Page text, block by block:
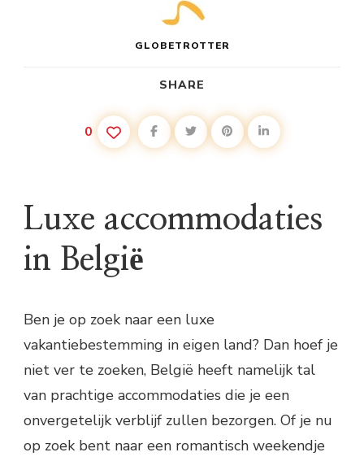
GLOBETROTTER
SHARE
0
Luxe accommodaties
in België
Ben je op zoek naar een luxe
vakantiebestemming in eigen land? Dan hoef je
niet ver te zoeken, België heeft namelijk tal
van prachtige accommodaties die je een
onvergetelijk verblijf zullen bezorgen. Of je nu
op zoek bent naar een romantisch weekendje